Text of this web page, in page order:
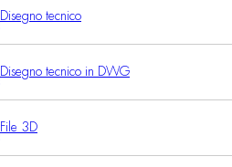
Disegno tecnico
Disegno tecnico in DWG
File 3D